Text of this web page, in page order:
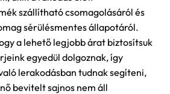
szállítható csomagolásáról és
sérülésmentes állapotáról.
a lehető legjobb árat biztosítsuk
egyedül dolgoznak, így
lerakodásban tudnak segíteni,
bevitelt sajnos nem áll